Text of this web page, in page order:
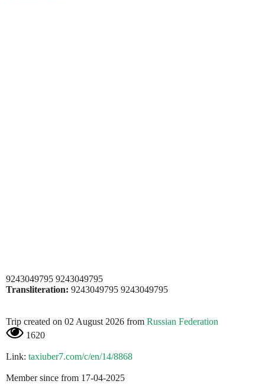
9243049795 9243049795
Transliteration: 9243049795 9243049795
Trip created on 02 August 2026 from Russian Federation
1620
Link: taxiuber7.com/c/en/14/8868
Member since from 17-04-2025